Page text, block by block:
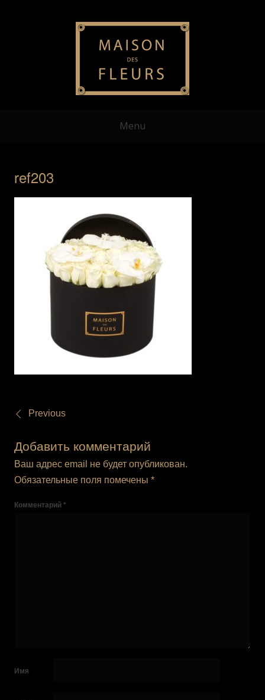
Menu
ref203
Previous
Добавить комментарий
Ваш адрес email не будет опубликован.
Обязательные поля помечены *
Комментарий *
Имя